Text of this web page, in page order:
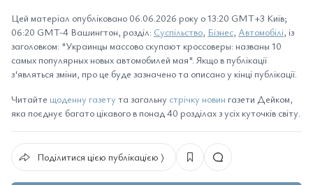
Цей матеріал опубліковано 06.06.2026 року о 13:20 GMT+3 Київ;
06:20 GMT-4 Вашингтон, розділ: Суспільство, Бізнес, Автомобілі, із
заголовком: "Украинцы массово скупают кроссоверы: названы 10
самых популярных новых автомобилей мая". Якщо в публікації
з'являться зміни, про це буде зазначено та описано у кінці публікації.
Читайте щоденну газету та загальну стрічку новин газети Дейком,
яка поєднує багато цікавого в понад 40 розділах з усіх куточків світу.
Поділитися цією публікацією ⟩